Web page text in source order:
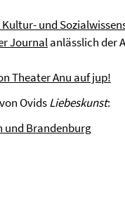
und
Journalanlässlich der
Theater Anu auf jup!
OvidsLiebeskunst:
und Brandenburg